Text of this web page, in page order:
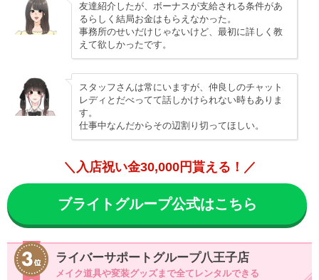
友達紹介したが、ボーナスが支給される条件があ
るらしく結局お金はもらえなかった。
事務所のせいだけじゃないけど、最初に詳しく教
えて欲しかったです。
スタッフさんは常にいますが、仲良しのチャット
レディとだべってて話しかけられない時もありま
す。
仕事中なんだからその辺割り切ってほしい。
＼入店祝い金30,000円貰える！／
ブライトグループ公式はこちら
ライバーサポートグループ八王子店
メイク道具や変装グッズまで全てレンタルできる